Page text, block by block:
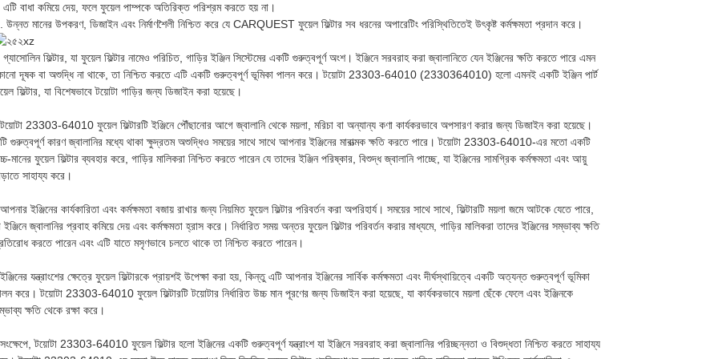
বাধা কমিয়ে দেয়, ফলে ফুয়েল পাম্পকে অতিরিক্ত পরিশ্রম করতে হয় না।
উন্নত মানের উপকরণ, ডিজাইন এবং নির্মাণশৈলী নিশ্চিত করে যে CARQUEST ফুয়েল ফিল্টার সব ধরনের অপারেটিং পরিস্থিতিতেই উৎকৃষ্ট কর্মক্ষমতা প্রদান করে।
গ্যাসোলিন ফিল্টার, যা ফুয়েল ফিল্টার নামেও পরিচিত, গাড়ির ইঞ্জিন সিস্টেমের একটি গুরুত্বপূর্ণ অংশ। ইঞ্জিনে সরবরাহ করা জ্বালানিতে যেন ইঞ্জিনের ক্ষতি করতে পারে এমন
দূষক বা অশুদ্ধি না থাকে, তা নিশ্চিত করতে এটি একটি গুরুত্বপূর্ণ ভূমিকা পালন করে। টয়োটা 23303-64010 (2330364010) হলো এমনই একটি ইঞ্জিন পার্ট
ফিল্টার, যা বিশেষভাবে টয়োটা গাড়ির জন্য ডিজাইন করা হয়েছে।
টয়োটা 23303-64010 ফুয়েল ফিল্টারটি ইঞ্জিনে পৌঁছানোর আগে জ্বালানি থেকে ময়লা, মরিচা বা অন্যান্য কণা কার্যকরভাবে অপসারণ করার জন্য ডিজাইন করা হয়েছে।
গুরুত্বপূর্ণ কারণ জ্বালানির মধ্যে থাকা ক্ষুদ্রতম অশুদ্ধিও সময়ের সাথে সাথে আপনার ইঞ্জিনের মারাত্মক ক্ষতি করতে পারে। টয়োটা 23303-64010-এর মতো একটি
মানের ফুয়েল ফিল্টার ব্যবহার করে, গাড়ির মালিকরা নিশ্চিত করতে পারেন যে তাদের ইঞ্জিন পরিষ্কার, বিশুদ্ধ জ্বালানি পাচ্ছে, যা ইঞ্জিনের সামগ্রিক কর্মক্ষমতা এবং আয়ু
সাহায্য করে।
আপনার ইঞ্জিনের কার্যকারিতা এবং কর্মক্ষমতা বজায় রাখার জন্য নিয়মিত ফুয়েল ফিল্টার পরিবর্তন করা অপরিহার্য। সময়ের সাথে সাথে, ফিল্টারটি ময়লা জমে আটকে যেতে পারে,
ইঞ্জিনে জ্বালানির প্রবাহ কমিয়ে দেয় এবং কর্মক্ষমতা হ্রাস করে। নির্ধারিত সময় অন্তর ফুয়েল ফিল্টার পরিবর্তন করার মাধ্যমে, গাড়ির মালিকরা তাদের ইঞ্জিনের সম্ভাব্য ক্ষতি
করতে পারেন এবং এটি যাতে মসৃণভাবে চলতে থাকে তা নিশ্চিত করতে পারেন।
ইঞ্জিনের যন্ত্রাংশের ক্ষেত্রে ফুয়েল ফিল্টারকে প্রায়শই উপেক্ষা করা হয়, কিন্তু এটি আপনার ইঞ্জিনের সার্বিক কর্মক্ষমতা এবং দীর্ঘস্থায়িত্বে একটি অত্যন্ত গুরুত্বপূর্ণ ভূমিকা
করে। টয়োটা 23303-64010 ফুয়েল ফিল্টারটি টয়োটার নির্ধারিত উচ্চ মান পূরণের জন্য ডিজাইন করা হয়েছে, যা কার্যকরভাবে ময়লা ছেঁকে ফেলে এবং ইঞ্জিনকে
ক্ষতি থেকে রক্ষা করে।
সংক্ষেপে, টয়োটা 23303-64010 ফুয়েল ফিল্টার হলো ইঞ্জিনের একটি গুরুত্বপূর্ণ যন্ত্রাংশ যা ইঞ্জিনে সরবরাহ করা জ্বালানির পরিচ্ছন্নতা ও বিশুদ্ধতা নিশ্চিত করতে সাহায্য